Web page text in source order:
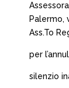
Palermo,
Ass.To
per
silenzio